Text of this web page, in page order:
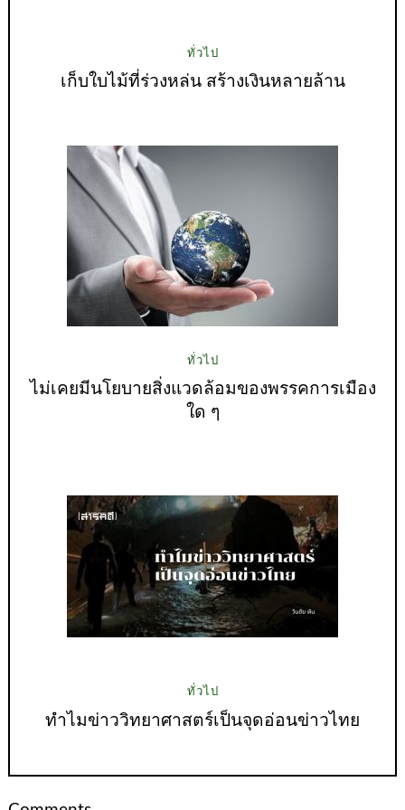
ทั่วไป
เก็บใบไม้ที่ร่วงหล่น สร้างเงินหลายล้าน
ทั่วไป
ไม่เคยมีนโยบายสิ่งแวดล้อมของพรรคการเมือง
ใด ๆ
ทั่วไป
ทำไมข่าววิทยาศาสตร์เป็นจุดอ่อนข่าวไทย